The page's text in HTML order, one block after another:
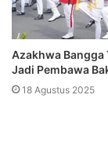
Azakhwa Bangga
Jadi Pembawa
18 Agustus 2025